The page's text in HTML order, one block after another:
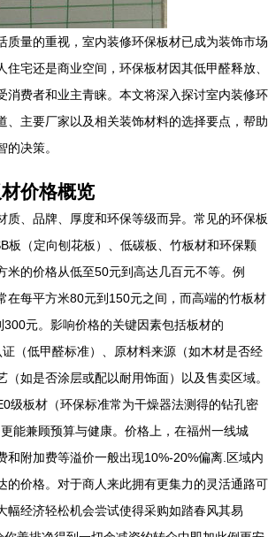
质量的重视，室内装修环保板材已成为装饰市场
住宅还是商业空间，环保板材因其低甲醛释放、
消费者和业主青睐。本文将深入探讨室内装修环
、主要厂家以及相关装饰材料的选择要点，帮助
决策。
价格概览
质、品牌、厚度和环保等级而异。常见的环保板
板（定向刨花板）、低碳板、竹板材和环保颗
米的价格从低至50元到高达几百元不等。例
在每平方米80元到150元之间，而高端的竹板材
元。影响价格的关键因素包括板材的
低甲醛标准）、原材料来源（如木材是否经
（如是否涂层或配以耐用饰面）以及售卖区域。
级板材（环保标准常为干燥器法测得的钻孔密
能兼顾预算与健康。价格上，在福州一线城
和附加费等溢价一般出现10%-20%偏离.区域内
的价格。对于商人来此拥有更集力的灵活通路可
幅经济轻松机会尝试使得采购如踏春风其易